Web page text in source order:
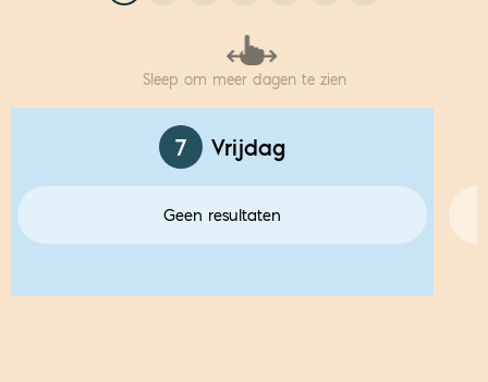
Sleep om meer dagen te zien
7 Vrijdag
Geen resultaten